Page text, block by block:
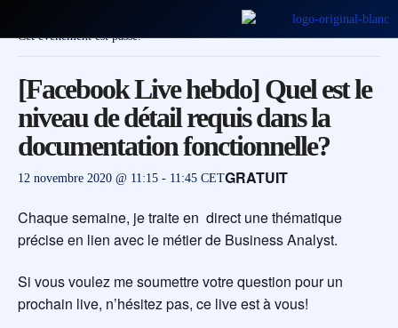
Cet évènement est passé.
[Facebook Live hebdo] Quel est le
niveau de détail requis dans la
documentation fonctionnelle?
12 novembre 2020 @ 11:15 - 11:45 CETGRATUIT
Chaque semaine, je traite en direct une thématique
précise en lien avec le métier de Business Analyst.
Si vous voulez me soumettre votre question pour un
prochain live, n’hésitez pas, ce live est à vous!